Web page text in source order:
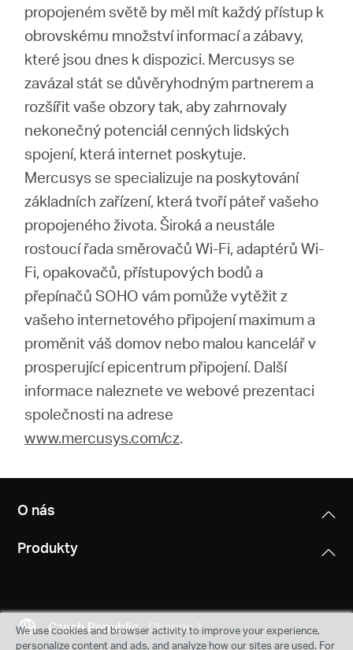
propojeném světě by měl mít každý přístup k
obrovskému množství informací a zábavy,
které jsou dnes k dispozici. Mercusys se
zavázal stát se důvěryhodným partnerem a
rozšířit vaše obzory tak, aby zahrnovaly
nekonečný potenciál cenných lidských
spojení, která internet poskytuje.
Mercusys se specializuje na poskytování
základních zařízení, která tvoří páteř vašeho
propojeného života. Široká a neustále
rostoucí řada směrovačů Wi-Fi, adaptérů Wi-
Fi, opakovačů, přístupových bodů a
přepínačů SOHO vám pomůže vytěžit z
vašeho internetového připojení maximum a
proměnit váš domov nebo malou kancelář v
prosperující epicentrum připojení. Další
informace naleznete ve webové prezentaci
společnosti na adrese
www.mercusys.com/cz.
O nás
Produkty
Czech Republic Change
We use cookies and browser activity to improve your experience,
personalize content and ads, and analyze how our sites are used. For